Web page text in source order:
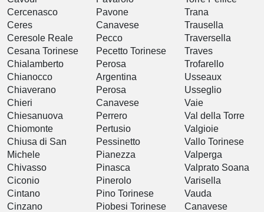
Cercenasco
Ceres
Ceresole Reale
Cesana Torinese
Chialamberto
Chianocco
Chiaverano
Chieri
Chiesanuova
Chiomonte
Chiusa di San
Michele
Chivasso
Ciconio
Cintano
Cinzano
Pavone
Canavese
Pecco
Pecetto Torinese
Perosa
Argentina
Perosa
Canavese
Perrero
Pertusio
Pessinetto
Pianezza
Pinasca
Pinerolo
Pino Torinese
Piobesi Torinese
Trana
Trausella
Traversella
Traves
Trofarello
Usseaux
Usseglio
Vaie
Val della Torre
Valgioie
Vallo Torinese
Valperga
Valprato Soana
Varisella
Vauda
Canavese